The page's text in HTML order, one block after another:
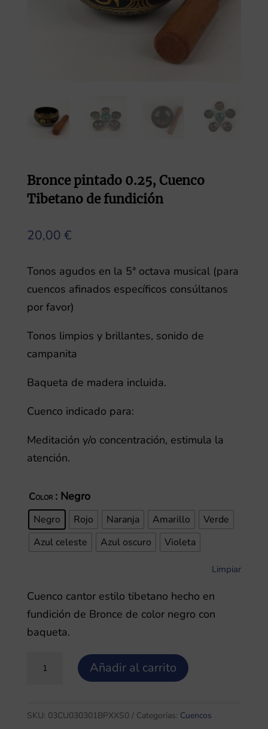
Bronce pintado 0.25, Cuenco
Tibetano de fundición
20,00 €
Tonos agudos en la 5ª octava musical (para
cuencos afinados específicos consúltanos
por favor)
Tonos limpios y brillantes, sonido de
campanita
Baqueta de madera incluida.
Cuenco indicado para:
Meditación y/o concentración, estimula la
atención.
Color : Negro
Negro Rojo Naranja Amarillo
Verde
Azul celeste
Azul oscuro Violeta
Limpiar
Cuenco cantor estilo tibetano hecho en
fundición de Bronce de color negro con
baqueta.
Cuenco
Añadir al carrito
SKU: 03CU030301BPXXS0 Categorías: Cuencos